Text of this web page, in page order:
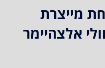
מייצרת
אלצהיימר